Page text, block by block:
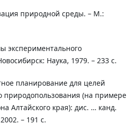
природной среды. – М.:
экспериментального
Наука, 1979. – 233 с.
планирование для целей
природопользования (на примере
Алтайского края): дис. … канд.
– 191 с.